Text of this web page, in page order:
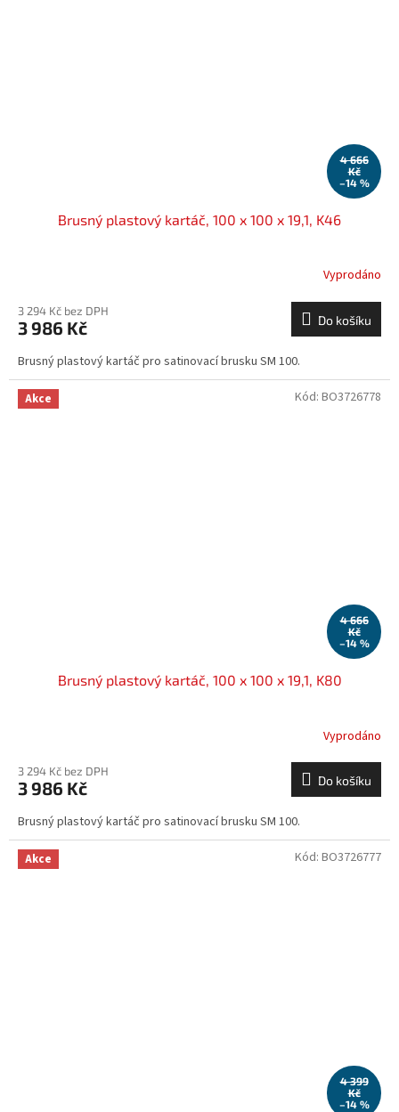
4 666
Kč
–14 %
Brusný plastový kartáč, 100 x 100 x 19,1, K46
Vyprodáno
3 294 Kč bez DPH
3 986 Kč Do košíku
Brusný plastový kartáč pro satinovací brusku SM 100.
Akce
4 666
Kč
–14 %
Brusný plastový kartáč, 100 x 100 x 19,1, K80
Vyprodáno
3 294 Kč bez DPH
3 986 Kč Do košíku
Brusný plastový kartáč pro satinovací brusku SM 100.
Kód: BO3726778
Akce
4 399
Kč
–14 %
Kód: BO3726777